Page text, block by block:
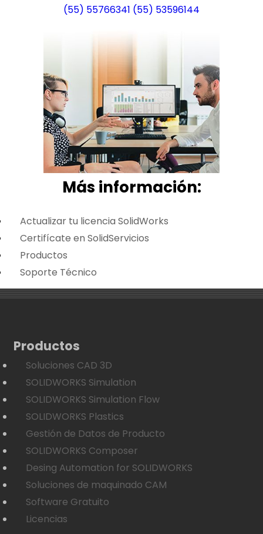
(55) 55766341 (55) 53596144
Más información:
Actualizar tu licencia SolidWorks
Certifícate en SolidServicios
Productos
Soporte Técnico
Productos
Soluciones CAD 3D
SOLIDWORKS Simulation
SOLIDWORKS Simulation Flow
SOLIDWORKS Plastics
Gestión de Datos de Producto
SOLIDWORKS Composer
Desing Automation for SOLIDWORKS
Soluciones de maquinado CAM
Software Gratuito
Licencias